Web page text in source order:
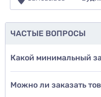
ЧАСТЫЕ ВОПРОСЫ
Какой минимальный
Можно ли заказать